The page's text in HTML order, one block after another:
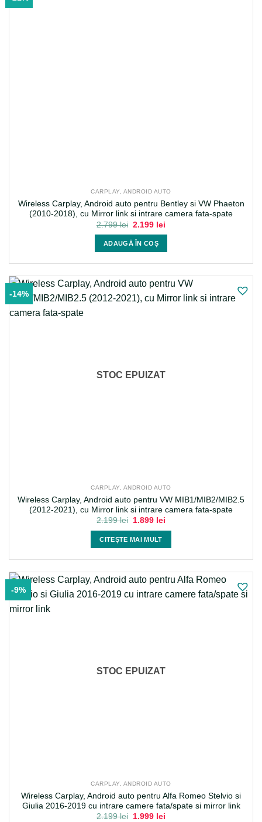
CARPLAY, ANDROID AUTO
Wireless Carplay, Android auto pentru Bentley si VW Phaeton
(2010-2018), cu Mirror link si intrare camera fata-spate
2.799lei Prețul
a
fost:
2.799 lei.
2.199 lei
ADAUGĂ ÎN COȘ
-14%
STOC EPUIZAT
CARPLAY, ANDROID AUTO
Wireless Carplay, Android auto pentru VW MIB1/MIB2/MIB2.5
(2012-2021), cu Mirror link si intrare camera fata-spate
2.199lei
Prețul
a
fost:
2.199 lei.
1.899 lei
CITEȘTE MAI MULT
-9%
STOC EPUIZAT
CARPLAY, ANDROID AUTO
Wireless Carplay, Android auto pentru Alfa Romeo Stelvio si
Giulia 2016-2019 cu intrare camere fata/spate si mirror link
2.199lei
Prețul
1.999 lei